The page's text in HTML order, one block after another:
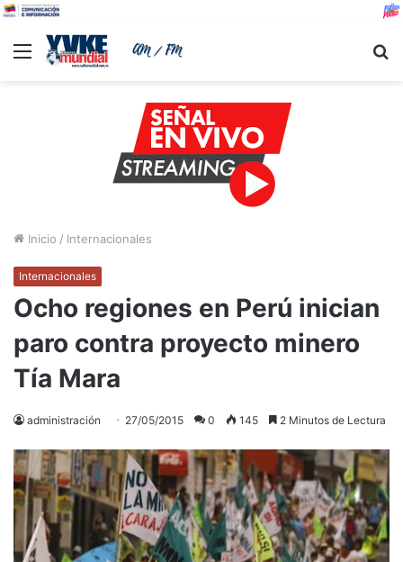
Menu
Inicio / Internacionales
Internacionales
Ocho regiones en Perú inician
paro contra proyecto minero
Tía Mara
administración 27/05/2015 0 145 2 Minutos de Lectura